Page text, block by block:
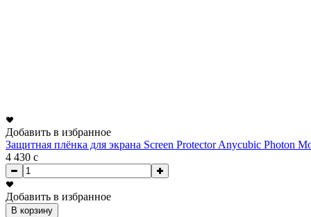
Добавить в избранное
Защитная плёнка для экрана Screen Protector Anycubic Photon
4 430 c
Добавить в избранное
В корзину